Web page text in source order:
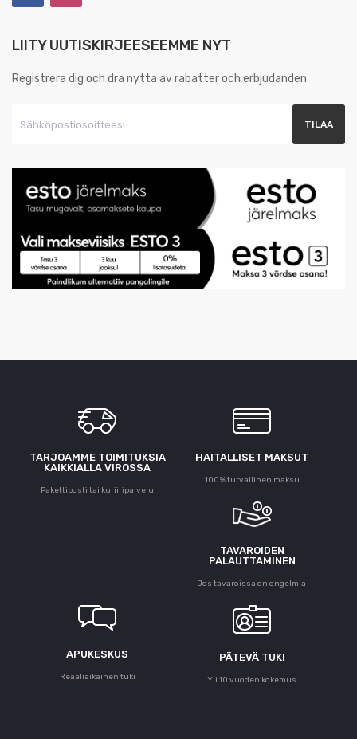
LIITY UUTISKIRJEESEEMME NYT
Registrera dig och dra nytta av rabatter och erbjudanden
TARJOAMME TOIMITUKSIA
KAIKKIALLA VIROSSA
Pakettiposti tai kuriiripalvelu
HAITALLISET MAKSUT
100% turvallinen maksu
TAVAROIDEN
PALAUTTAMINEN
Jos tavaroissa on ongelmia
APUKESKUS
Reaaliaikainen tuki
PÄTEVÄ TUKI
Yli 10 vuoden kokemus